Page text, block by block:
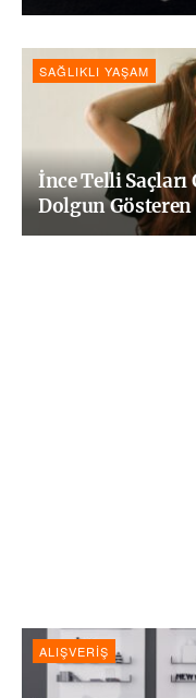
SAĞLIKLI YAŞAM
İnce Telli Saçları
Dolgun Gösteren
ALIŞVERIŞ